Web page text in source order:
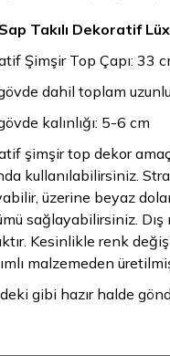
Takılı Dekoratif
Şimşir Top Çapı: 33
dahil toplam
kalınlığı: 5-6 cm
şimşir top dekor
kullanılabilirsiniz.
üzerine beyaz
sağlayabilirsiniz.
Kesinlikle renk
malzemeden
gibi hazır halde